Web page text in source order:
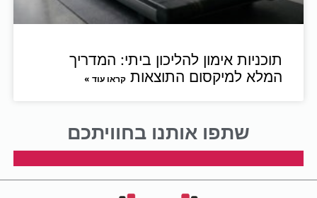
תוכניות אימון להליכון ביתי: המדריך
המלא למיקסום התוצאות קראו עוד »
שתפו אותנו בחוויתכם​